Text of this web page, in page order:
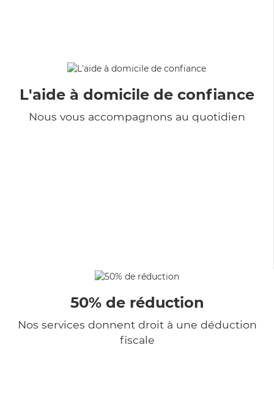
L'aide à domicile de confiance
Nous vous accompagnons au quotidien
50% de réduction
Nos services donnent droit à une déduction
fiscale